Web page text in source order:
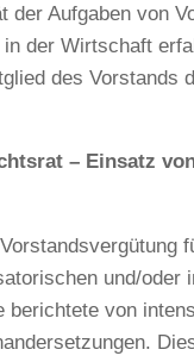
der Aufgaben von
der Wirtschaft
des Vorstands
– Einsatz
und/oder
berichtete von